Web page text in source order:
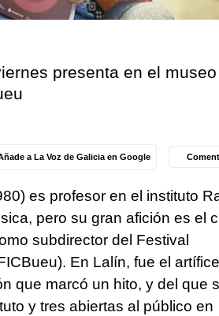
presenta en el museo
a La Voz de Galicia en Google
es profesor en el instituto
pero su gran afición es el
subdirector del Festival
En Lalín, fue el artífice
que marcó un hito, y del que
y tres abiertas al público en